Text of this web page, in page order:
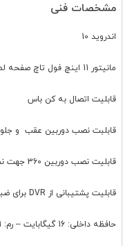
مشخصات فنی
اندروید 10
مانیتور 11 اینچ فول تاچ صفحه لمسی حرارتی و مقاومتی و IPS
قابلیت اتصال به کن باس
قابلبت نصب دوربین عقب و جلو
قابلیت نصب دوربین 360 جهت نمایش اطراف خودرو ، پارک و رانندگی آسان همینطور ضبط تصویر
قابلیت پشتیبانی از DVR برای ضبط تصاویربصورت اتومات
حافظه داخلی: 16 گیگابایت – رم: 1 گیگابایت ( قابل ارتقاء با sd card تا 256 گیگ )